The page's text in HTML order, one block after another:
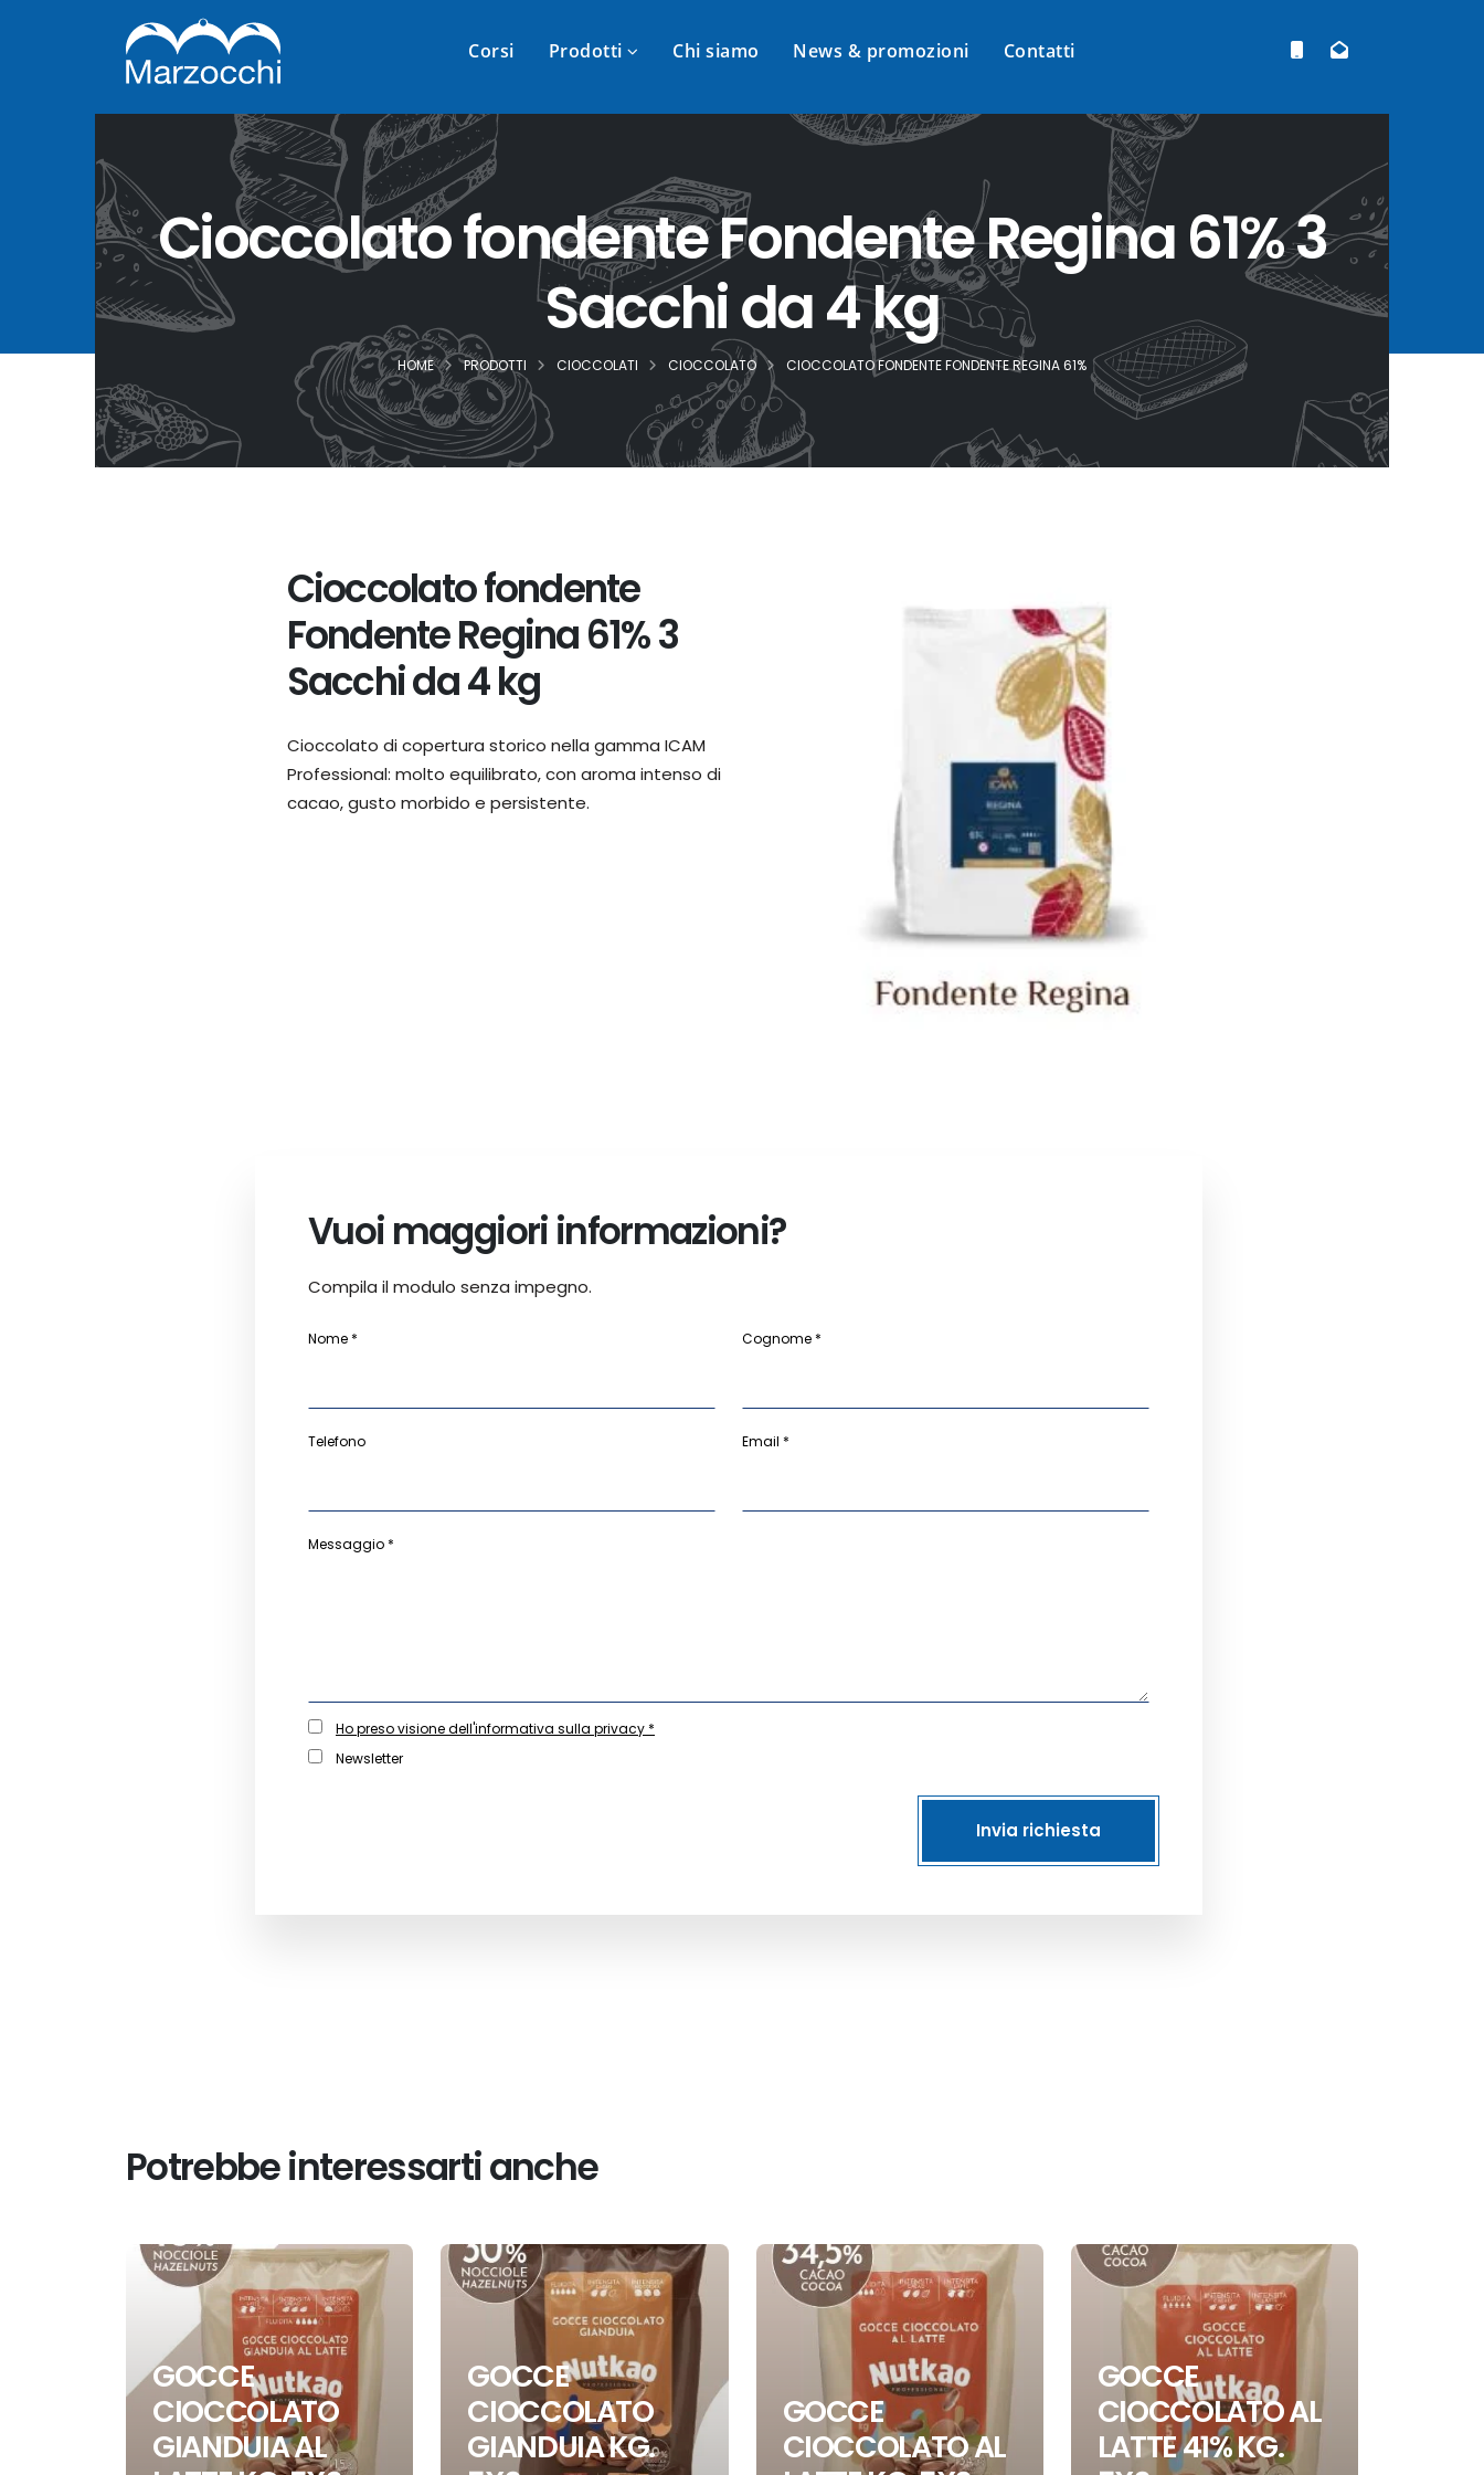
Corsi Prodotti Chi siamo News & promozioni Contatti
Cioccolato fondente Fondente Regina 61% 3
Sacchi da 4 kg
HOME PRODOTTI CIOCCOLATI CIOCCOLATO CIOCCOLATO FONDENTE FONDENTE REGINA 61%
Cioccolato fondente
Fondente Regina 61% 3
Sacchi da 4 kg
Cioccolato di copertura storico nella gamma ICAM
Professional: molto equilibrato, con aroma intenso di
cacao, gusto morbido e persistente.
Vuoi maggiori informazioni?
Compila il modulo senza impegno.
Nome * Cognome *
Telefono Email *
Messaggio *
Ho preso visione dell'informativa sulla privacy *
Newsletter
Invia richiesta
Potrebbe interessarti anche
GOCCE
CIOCCOLATO
GIANDUIA AL
GOCCE
CIOCCOLATO
GIANDUIA KG.
GOCCE
CIOCCOLATO AL
GOCCE
CIOCCOLATO AL
LATTE 41% KG.